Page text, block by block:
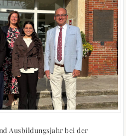
Ausbildungsjahr bei der